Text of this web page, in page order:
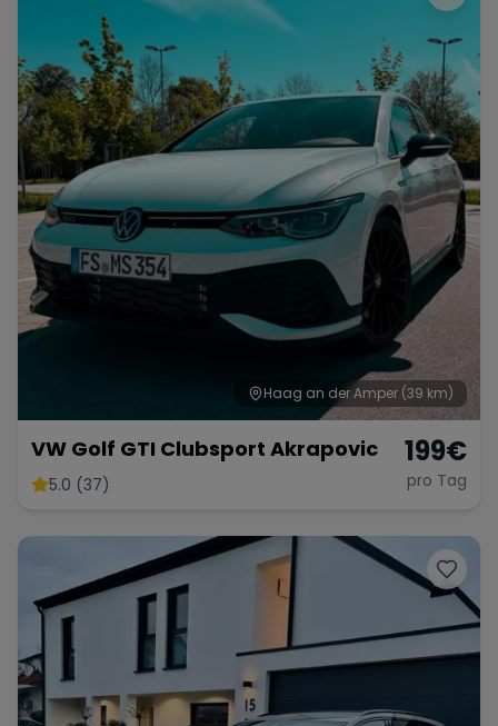
Haag an der Amper (39 km)
VW Golf GTI Clubsport Akrapovic
5.0 (37)
199€
pro Tag